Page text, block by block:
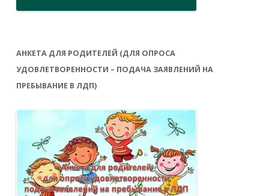
АНКЕТА ДЛЯ РОДИТЕЛЕЙ (ДЛЯ ОПРОСА
УДОВЛЕТВОРЕННОСТИ – ПОДАЧА ЗАЯВЛЕНИЙ НА
ПРЕБЫВАНИЕ В ЛДП)